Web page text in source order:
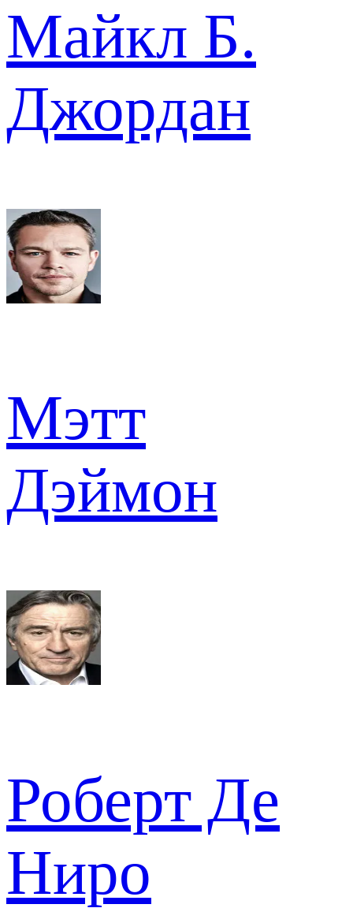
Майкл Б.
Джордан
Мэтт
Дэймон
Роберт Де
Ниро